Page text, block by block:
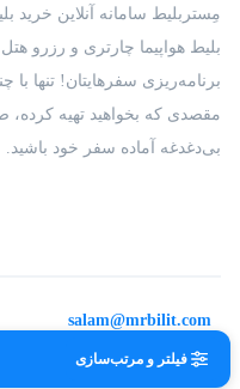
فیلتر و مرتب‌سازی
راهکار سازمانی
درباره ما
مِستربلیط سامانه آنلاین خرید
بلیط هواپیما چارتری و رزرو
برنامه‌ریزی سفرهایتان! تنها با
مقصدی که بخواهید تهیه کرده،
بی‌دغدغه آماده سفر خود باشید.
تمامی حقوق برای
salam@mrbilit.com